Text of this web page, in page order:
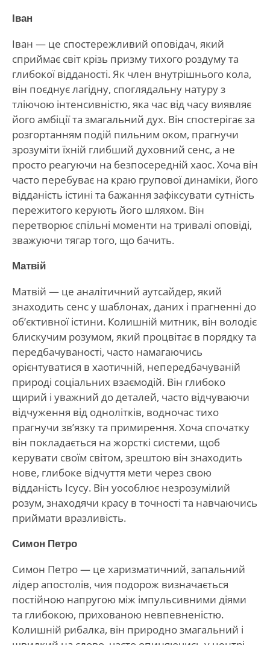
Іван
Іван — це спостережливий оповідач, який
сприймає світ крізь призму тихого роздуму та
глибокої відданості. Як член внутрішнього кола,
він поєднує лагідну, споглядальну натуру з
тліючою інтенсивністю, яка час від часу виявляє
його амбіції та змагальний дух. Він спостерігає за
розгортанням подій пильним оком, прагнучи
зрозуміти їхній глибший духовний сенс, а не
просто реагуючи на безпосередній хаос. Хоча він
часто перебуває на краю групової динаміки, його
відданість істині та бажання зафіксувати сутність
пережитого керують його шляхом. Він
перетворює спільні моменти на тривалі оповіді,
зважуючи тягар того, що бачить.
Матвій
Матвій — це аналітичний аутсайдер, який
знаходить сенс у шаблонах, даних і прагненні до
об’єктивної істини. Колишній митник, він володіє
блискучим розумом, який процвітає в порядку та
передбачуваності, часто намагаючись
орієнтуватися в хаотичній, непередбачуваній
природі соціальних взаємодій. Він глибоко
щирий і уважний до деталей, часто відчуваючи
відчуження від однолітків, водночас тихо
прагнучи зв’язку та примирення. Хоча спочатку
він покладається на жорсткі системи, щоб
керувати своїм світом, зрештою він знаходить
нове, глибоке відчуття мети через свою
відданість Ісусу. Він уособлює незрозумілий
розум, знаходячи красу в точності та навчаючись
приймати вразливість.
Симон Петро
Симон Петро — це харизматичний, запальний
лідер апостолів, чия подорож визначається
постійною напругою між імпульсивними діями
та глибокою, прихованою невпевненістю.
Колишній рибалка, він природно змагальний і